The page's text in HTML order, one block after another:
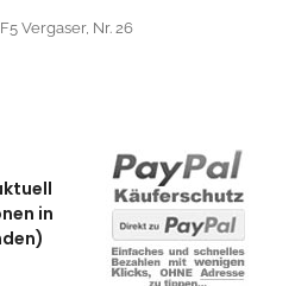
Vergaser, Nr. 26
in